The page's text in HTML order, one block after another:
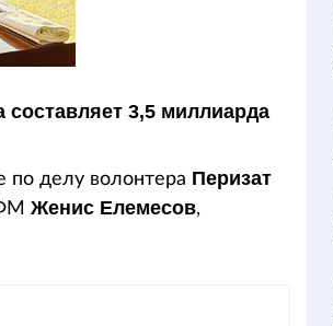
3,5 миллиарда
по делу волонтера Перизат
Женис Елемесов,